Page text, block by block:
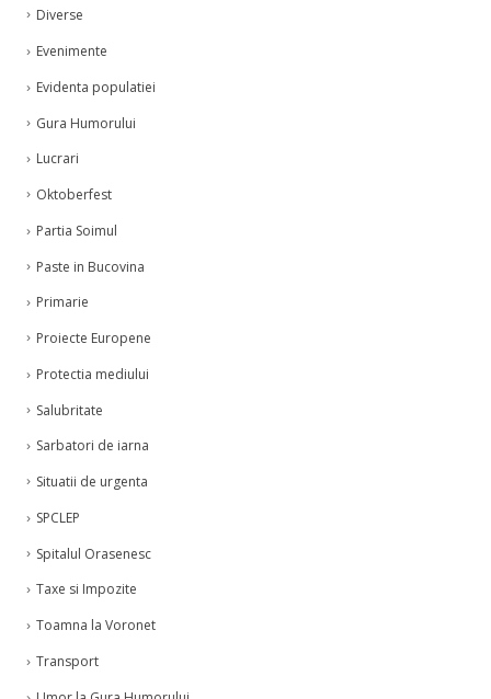
Diverse
Evenimente
Evidenta populatiei
Gura Humorului
Lucrari
Oktoberfest
Partia Soimul
Paste in Bucovina
Primarie
Proiecte Europene
Protectia mediului
Salubritate
Sarbatori de iarna
Situatii de urgenta
SPCLEP
Spitalul Orasenesc
Taxe si Impozite
Toamna la Voronet
Transport